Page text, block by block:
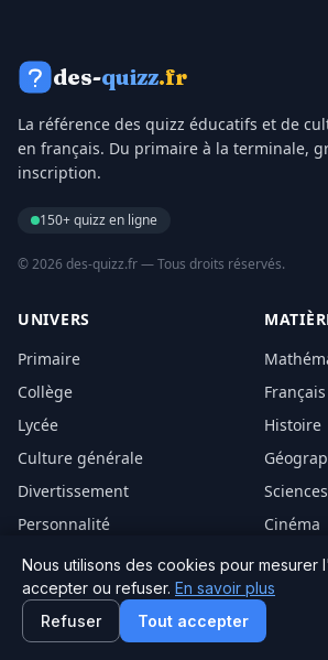
des-quizz.fr
La référence des quizz éducatifs et de
en français. Du primaire à la terminale,
inscription.
150+ quizz en ligne
© 2026 des-quizz.fr — Tous droits réservés.
UNIVERS
Primaire
Collège
Lycée
Culture générale
Divertissement
Personnalité
Concours
Français
Histoire
Sciences
Cinéma
Musique
LE SITE
Nous utilisons des cookies pour mesurer
accepter ou refuser. En savoir plus
Refuser
Tout accepter